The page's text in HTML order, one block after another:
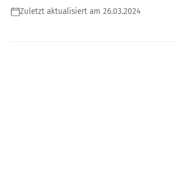
Zuletzt aktualisiert am 26.03.2024
Foto: